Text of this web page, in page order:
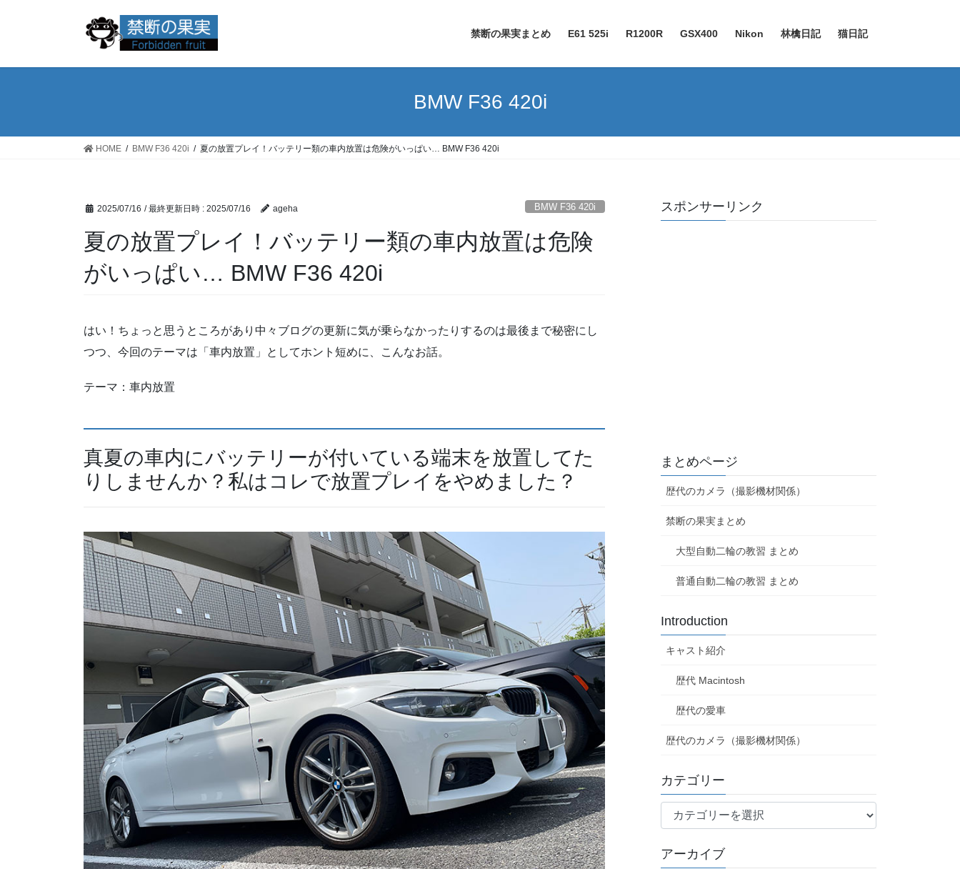
禁断の果実まとめ E61 525i R1200R GSX400 Nikon 林檎日記 猫日記
BMW F36 420i
HOME BMW F36 420i 夏の放置プレイ！バッテリー類の車内放置は危険がいっぱい… BMW F36 420i
2025/07/16 / 最終更新日時 : 2025/07/16 ageha BMW F36 420i
夏の放置プレイ！バッテリー類の車内放置は危険
がいっぱい… BMW F36 420i
はい！ちょっと思うところがあり中々ブログの更新に気が乗らなかったりするのは最後まで秘密にし
つつ、今回のテーマは「車内放置」としてホント短めに、こんなお話。
テーマ：車内放置
真夏の車内にバッテリーが付いている端末を放置してた
りしませんか？私はコレで放置プレイをやめました？
スポンサーリンク
まとめページ
歴代のカメラ（撮影機材関係）
禁断の果実まとめ
大型自動二輪の教習 まとめ
普通自動二輪の教習 まとめ
Introduction
キャスト紹介
歴代 Macintosh
歴代の愛車
歴代のカメラ（撮影機材関係）
カテゴリー
テ
リ
アーカイブ